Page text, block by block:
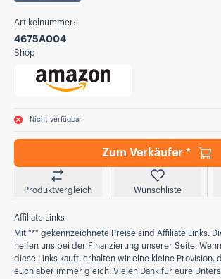
Artikelnummer:
4675A004
Shop
Nicht verfügbar
Zum Verkäufer *
Produktvergleich Wunschliste
Affiliate Links
Mit "*" gekennzeichnete Preise sind Affiliate Links.
helfen uns bei der Finanzierung unserer Seite.
diese Links kauft, erhalten wir eine kleine Provision,
euch aber immer gleich. Vielen Dank für eure